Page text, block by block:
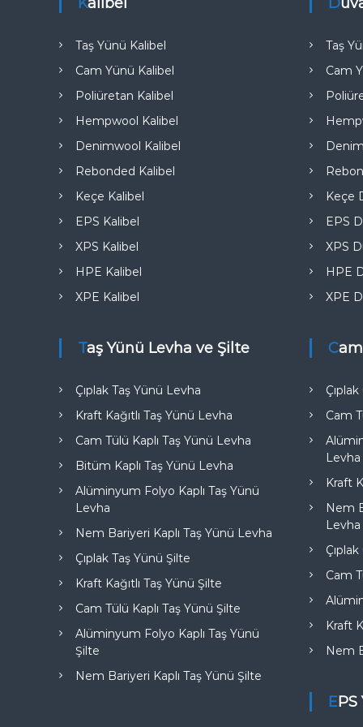
Taş Yünü Kalibel
Cam Yünü Kalibel
Poliüretan Kalibel
Hempwool Kalibel
Denimwool Kalibel
Rebonded Kalibel
Keçe Kalibel
EPS Kalibel
XPS Kalibel
HPE Kalibel
XPE Kalibel
Taş Yünü Levha ve Şilte
Çıplak Taş Yünü Levha
Kraft Kağıtlı Taş Yünü Levha
Cam Tülü Kaplı Taş Yünü Levha
Bitüm Kaplı Taş Yünü Levha
Alüminyum Folyo Kaplı Taş Yünü
Levha
Nem Bariyeri Kaplı Taş Yünü Levha
Çıplak Taş Yünü Şilte
Kraft Kağıtlı Taş Yünü Şilte
Cam Tülü Kaplı Taş Yünü Şilte
Alüminyum Folyo Kaplı Taş Yünü
Şilte
Nem Bariyeri Kaplı Taş Yünü Şilte
Taş
Cam
Keçe
EPS
XPS
HPE
XPE
Cam
Levha
Kraft
Nem
Levha
Cam
Kraft
Nem